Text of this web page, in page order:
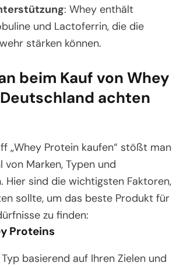
: Whey enthält
und Lactoferrin, die die
stärken können.
beim Kauf von Whey
achten
„Whey Protein kaufen“ stößt man
von Marken, Typen und
Hier sind die wichtigsten Faktoren,
sollte, um das beste Produkt für
zu finden:
Proteins
basierend auf Ihren Zielen und